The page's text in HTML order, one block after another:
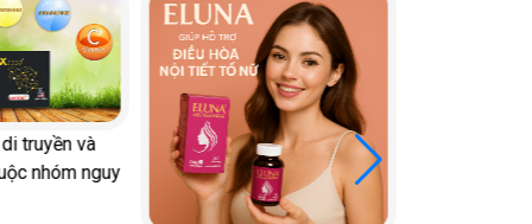
và
nguy